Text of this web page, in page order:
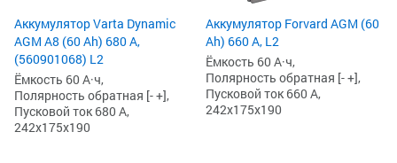
Аккумулятор Varta Dynamic
AGM A8 (60 Ah) 680 А,
(560901068) L2
Ёмкость 60 А·ч,
Полярность обратная [- +],
Пусковой ток 680 А,
242x175x190
Аккумулятор Forvard AGM (60
Ah) 660 А, L2
Ёмкость 60 А·ч,
Полярность обратная [- +],
Пусковой ток 660 А,
242x175x190